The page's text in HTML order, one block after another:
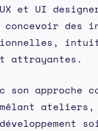
et UI
concevoir des
attrayantes.
son approche
ateliers,